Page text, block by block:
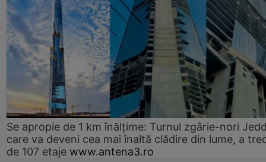
Se apropie de 1 km înălțime: Turnul zgârie-nori
care va deveni cea mai înaltă clădire din lume, a
de 107 etaje www.antena3.ro